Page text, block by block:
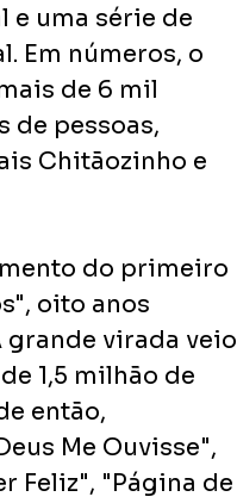
e uma série de
Em números, o
de 6 mil
de pessoas,
Chitãozinho e
do primeiro
oito anos
virada veio
1,5 milhão de
então,
Me Ouvisse",
Feliz", "Página de